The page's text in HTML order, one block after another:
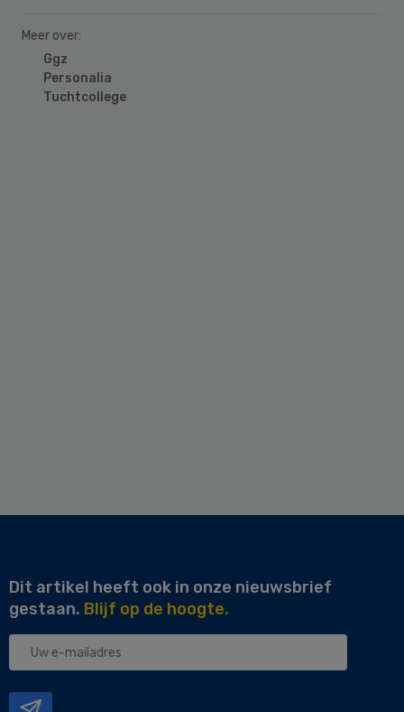
Meer over:
Ggz
Personalia
Tuchtcollege
Dit artikel heeft ook in onze nieuwsbrief
gestaan. Blijf op de hoogte.
Uw